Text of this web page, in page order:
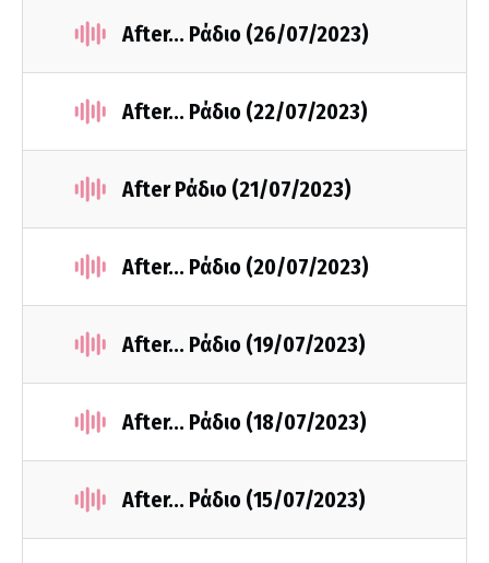
After... Ράδιο (26/07/2023)
After... Ράδιο (22/07/2023)
After Ράδιο (21/07/2023)
After... Ράδιο (20/07/2023)
After... Ράδιο (19/07/2023)
After... Ράδιο (18/07/2023)
After... Ράδιο (15/07/2023)